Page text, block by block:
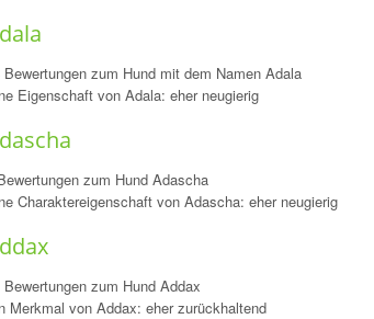
Bewertungen zum Hund mit dem Namen Adala
Eigenschaft von Adala: eher neugierig
zum Hund Adascha
Charaktereigenschaft von Adascha: eher neugierig
Bewertungen zum Hund Addax
Merkmal von Addax: eher zurückhaltend